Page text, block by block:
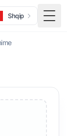
Shqip